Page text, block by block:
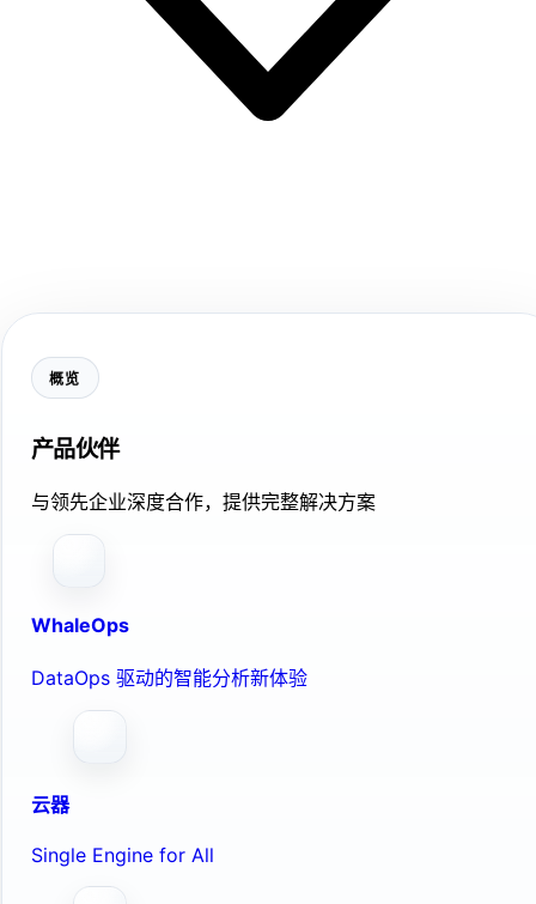
概览
产品伙伴
与领先企业深度合作，提供完整解决方案
WhaleOps
DataOps 驱动的智能分析新体验
云器
Single Engine for All